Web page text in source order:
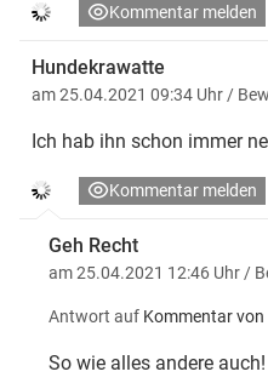
Kommentar melden
Hundekrawatte
am 25.04.2021 09:34 Uhr /
Ich hab ihn schon immer
Kommentar melden
Geh Recht
am 25.04.2021 12:46 Uhr /
Antwort auf Kommentar
So wie alles andere auch!